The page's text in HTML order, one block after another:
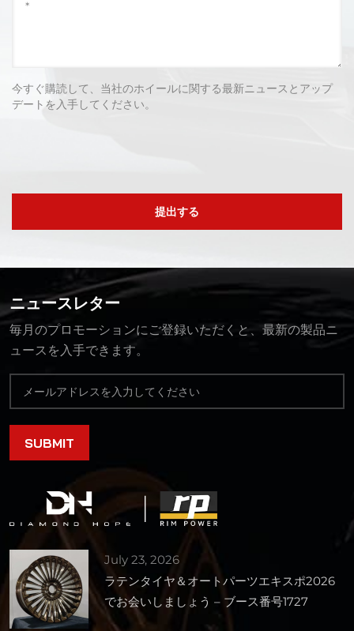
今すぐ購読して、当社のホイールに関する最新ニュースとアップ
デートを入手してください。
提出する
ニュースレター
毎月のプロモーションにご登録いただくと、最新の製品ニ
ュースを入手できます。
July 23, 2026
ラテンタイヤ＆オートパーツエキスポ2026
でお会いしましょう – ブース番号1727